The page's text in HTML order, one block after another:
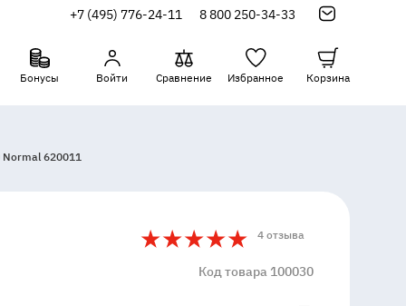
+7 (495) 776-24-11 8 800 250-34-33
Бонусы Войти Сравнение Избранное Корзина
620011
5
4 4 отзыва
Код товара 100030